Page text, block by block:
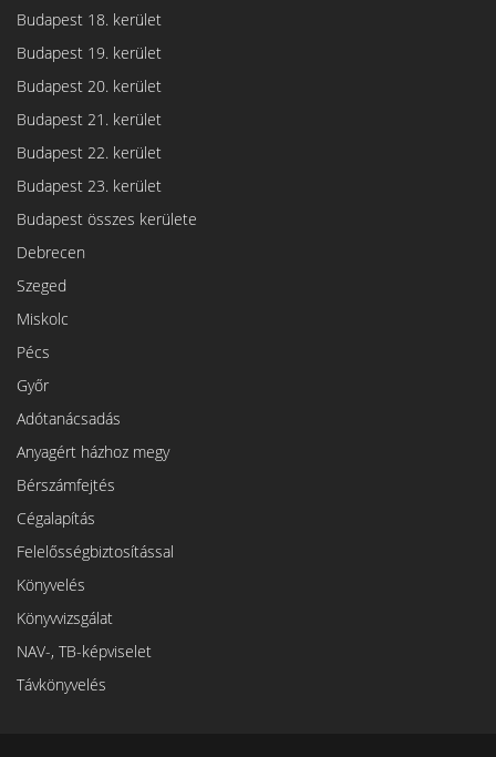
Budapest 18. kerület
Budapest 19. kerület
Budapest 20. kerület
Budapest 21. kerület
Budapest 22. kerület
Budapest 23. kerület
Budapest összes kerülete
Debrecen
Szeged
Miskolc
Pécs
Győr
Adótanácsadás
Anyagért házhoz megy
Bérszámfejtés
Cégalapítás
Felelősségbiztosítással
Könyvelés
Könyvvizsgálat
NAV-, TB-képviselet
Távkönyvelés